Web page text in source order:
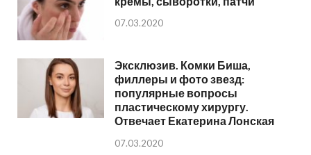
07.03.2020
Эксклюзив. Комки Биша,
филлеры и фото звезд:
популярные вопросы
пластическому хирургу.
Отвечает Екатерина Лонская
07.03.2020